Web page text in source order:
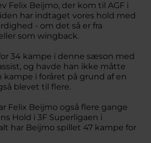
Felix Beijmo, der kom til AGF i
har indtaget vores hold med
- om det så er fra
som wingback.
34 kampe i denne sæson med
og havde han ikke måtte
kampe i foråret på grund af en
blevet til flere.
Felix Beijmo også flere gange
Hold i 3F Superligaen i
har Beijmo spillet 47 kampe for